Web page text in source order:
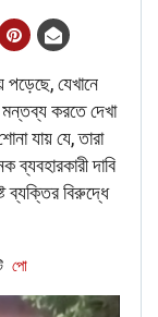
we found the
byDesh
পড়েছে, যেখানে
করতে দেখা
যায় যে, তারা
ব্যবহারকারী দাবি
ব্যক্তির বিরুদ্ধে
পো